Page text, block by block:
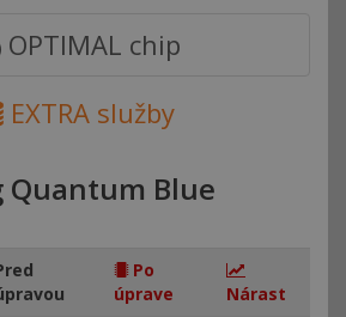
OPTIMAL chip
EXTRA služby
Blue
Po
úprave
Nárast